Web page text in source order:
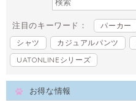
注目のキーワード： パーカー
シャツ
カジュアルパンツ
UATONLINEシリーズ
お得な情報